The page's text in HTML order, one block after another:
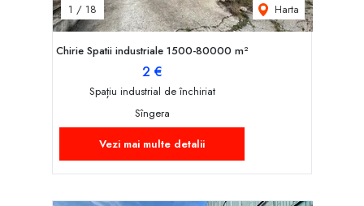
1 / 18 Harta
Chirie Spatii industriale 1500-80000 m²
2 €
Spațiu industrial de închiriat
Sîngera
Vezi mai multe detalii